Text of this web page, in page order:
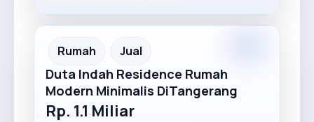
Recommended
Rumah Jual
Duta Indah Residence Rumah
Modern Minimalis DiTangerang
Rp. 1.1 Miliar